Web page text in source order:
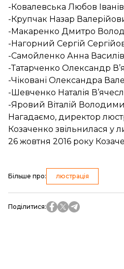
-Ковалевська Любов
-Крупчак Назар
-Макаренко Дмитро
-Нагорний Сергій
-Самойленко Анна
-Татарченко Олександр
-Чіковані Олександра
-Шевченко Наталія
-Яровий Віталій
Нагадаємо, директор
Козаченко звільнилася у
26 жовтня 2016 року
Більше про: люстрація
Поділитися: